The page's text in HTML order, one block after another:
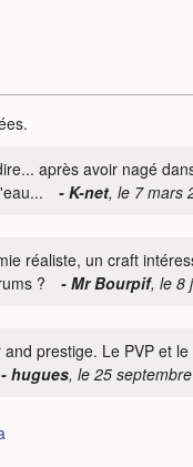
après avoir nagé
- K-net, le 7 mars
réaliste, un craft
?
- Mr Bourpif, le 8
prestige. Le PVP et
- hugues, le 25